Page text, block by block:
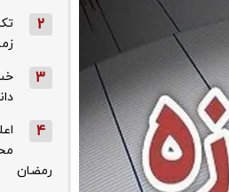
2
3
4
رمضان